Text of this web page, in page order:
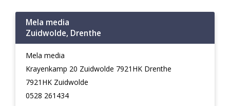
Mela media
Zuidwolde, Drenthe
Mela media
Krayenkamp 20 Zuidwolde 7921HK Drenthe
7921HK Zuidwolde
0528 261434